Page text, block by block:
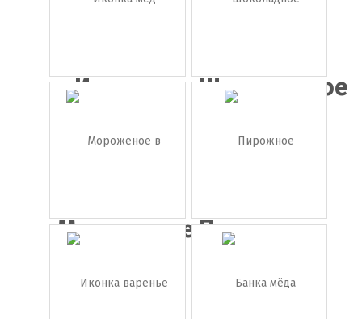
Иконка
Шоколадное
печень...
Мороженое
в рожке
Пирожное